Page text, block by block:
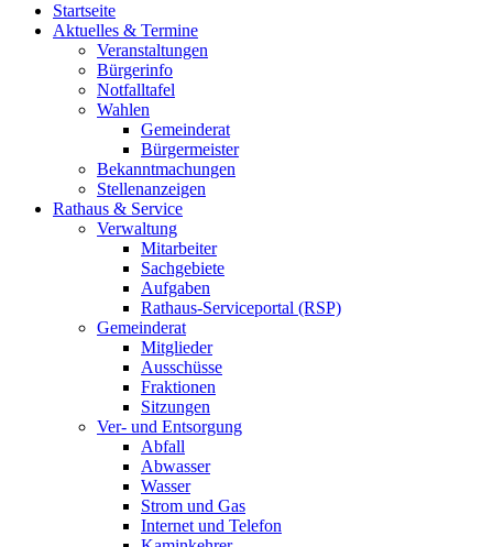
Startseite
Aktuelles & Termine
Veranstaltungen
Bürgerinfo
Notfalltafel
Wahlen
Gemeinderat
Bürgermeister
Bekanntmachungen
Stellenanzeigen
Rathaus & Service
Verwaltung
Mitarbeiter
Sachgebiete
Aufgaben
Rathaus-Serviceportal (RSP)
Gemeinderat
Mitglieder
Ausschüsse
Fraktionen
Sitzungen
Ver- und Entsorgung
Abfall
Abwasser
Wasser
Strom und Gas
Internet und Telefon